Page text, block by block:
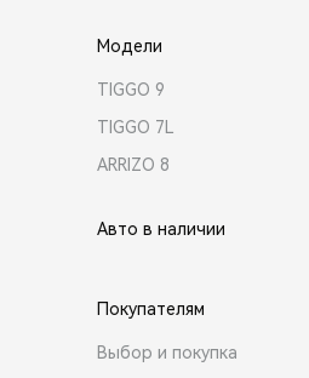
Модели
TIGGO 9
TIGGO 7L
ARRIZO 8
Авто в наличии
Покупателям
Выбор и покупка